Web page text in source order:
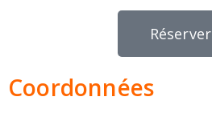
Réserver
Coordonnées